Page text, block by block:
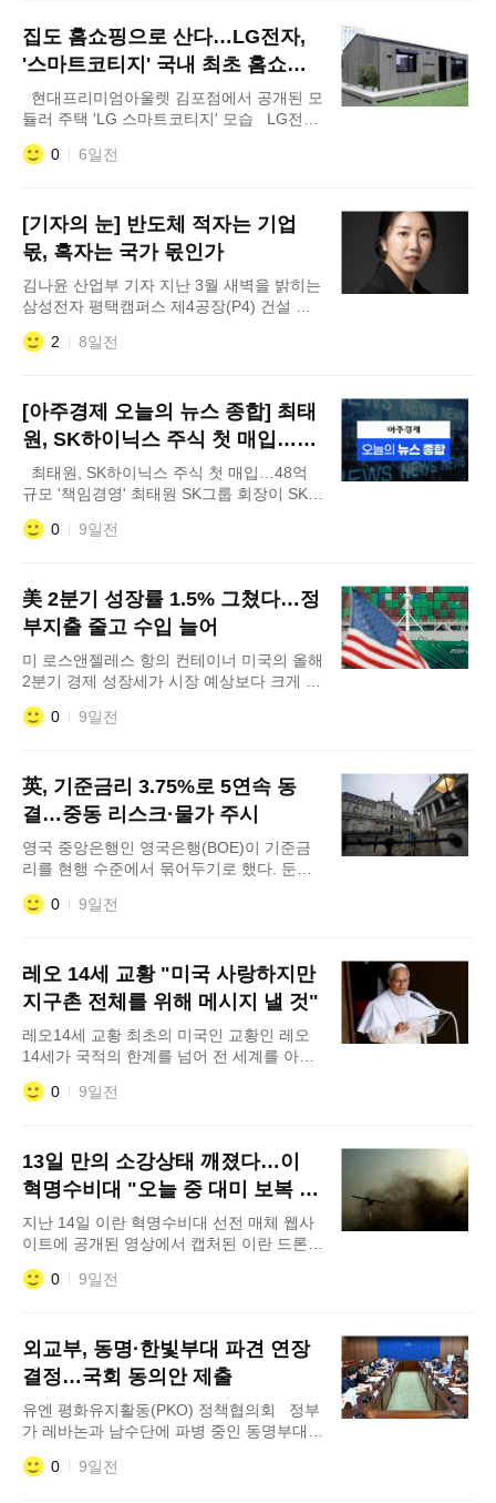
스) 점검에 일제히 착수했다. 범용 AI(GPAI)
관련 규제로 삼성전자와 LG전자는 유럽 수
출용 '온디바이스
집도 홈쇼핑으로 산다…LG전자,
'스마트코티지' 국내 최초 홈쇼핑
판매
듈러 주택 'LG 스마트코티지' 모습 LG전자
가 프리미엄 모듈러 주택 '스마트코티지'를
국내 최초로 홈쇼핑 채널을 통해 선보이며
방송을 진행한다. 이어 오는 5일 오후 9시에
는 CJ온스타일 모바일 라이브쇼 '브티나
0 6일전
[기자의 눈] 반도체 적자는 기업
몫, 흑자는 국가 몫인가
김나윤 산업부 기자 지난 3월 새벽을 밝히는
삼성전자 평택캠퍼스 제4공장(P4) 건설 현
장을 보며 느낀 것은 삼성전자가 감당하고
있는 거대한 중압감이었다. 초미세 공정의
리(HBM) 패권을 쥐기 위해 천문학적인 연구
개발(R&D) 비용이 쏟아 부어지는 곳. 반도체
생산 현장은 그야말로 매일이 사투가 벌어지
는 총성 없는 전쟁터다.
2 8일전
[아주경제 오늘의 뉴스 종합] 최태
원, SK하이닉스 주식 첫 매입…48
억 규모 '책임경영' 外
규모 '책임경영' 최태원 SK그룹 회장이 SK하
이닉스 주식을 처음으로 직접 매입하며 책임
경영 강화에 나섰다. 최근 반도체 업종을 중
하려는 행보로 풀이된다. SK하이닉스는 30
일 최 회장이 자사 보통주 3620주를 장내 매
수 방식으로 취득했다고 공시했다
0 9일전
美 2분기 성장률 1.5% 그쳤다…정
부지출 줄고 수입 늘어
미 로스앤젤레스 항의 컨테이너 미국의 올해
2분기 경제 성장세가 시장 예상보다 크게 둔
화한 것으로 나타났다. 미 상무부는 30일(현
지시간) 2분기 국내총생산(GDP) 증가율 속
에서 0.6%포인트 하락한 수치로, 다우존스
가 집계한 시장 전문가 전망치(1.8%)에도 미
치지 못하는 결과다. 미국의 GDP 성장률 통
계는 직전
0 9일전
英, 기준금리 3.75%로 5연속 동
결…중동 리스크·물가 주시
영국 중앙은행인 영국은행(BOE)이 기준금
리를 현행 수준에서 묶어두기로 했다. 둔화
된 물가 상승세와 중동발 지정학적 리스크를
고려한 결정으로 풀이된다. 영국은행 통화
표했다. 위원 9명 중 6명이 동결에 찬성표를
던졌으며 3명은 이견을 보였다. 지난해 12월
이후 5회 연속 동결 결정으로 시장의 전망치
에
0 9일전
레오 14세 교황 "미국 사랑하지만
지구촌 전체를 위해 메시지 낼 것"
레오14세 교황 최초의 미국인 교황인 레오
14세가 국적의 한계를 넘어 전 세계를 아우
르는 목자로서 사명을 다하겠다고 밝혔다.
레오 14세 교황은 30일(현지시간) 공개된 미
로 교황의 자리에 오른 미국인이라 여긴
다"고 밝혔다. 인터뷰는 전날 로마 외곽 카스
텔 간돌포에서 진행된 행사 현장에서 이뤄졌
0 9일전
13일 만의 소강상태 깨졌다…이
혁명수비대 "오늘 중 대미 보복 작
전"
지난 14일 이란 혁명수비대 선전 매체 웹사
이트에 공개된 영상에서 캡처된 이란 드론
모습 미국이 열흘 넘게 중단했던 이란에 대
한 공습 작전을 다시 감행하자 이란 이슬람
화하면서 중동 정세가 급격히 냉각되는 모양
새다. 30일(현지시간) 외신 등에 따르면 이
란 이슬람혁명수비대는 이날 공식 성명을 내
고 미군의 공습 재개에 대응해 중동 내
0 9일전
외교부, 동명·한빛부대 파견 연장
결정…국회 동의안 제출
유엔 평화유지활동(PKO) 정책협의회 정부
가 레바논과 남수단에 파병 중인 동명부대와
한빛부대의 임무 수행 기간을 연장하기로 정
하고 국회 동의 절차에 착수한다. 외교부는
0 9일전